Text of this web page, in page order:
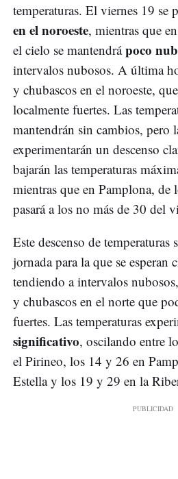
temperaturas. El viernes 19 se
en el noroeste, mientras que
el cielo se mantendrápoco
intervalos nubosos. A última
y chubascos en el noroeste,
localmente fuertes. Las
mantendrán sin cambios, pero
experimentarán un descenso
bajarán las temperaturas
mientras que en Pamplona, de
pasará a los no más de 30 del
Este descenso de temperaturas
jornada para la que se esperan
tendiendo a intervalos
y chubascos en el norte que
fuertes. Las temperaturas
significativo, oscilando entre
el Pirineo, los 14 y 26 en
Estella y los 19 y 29 en la